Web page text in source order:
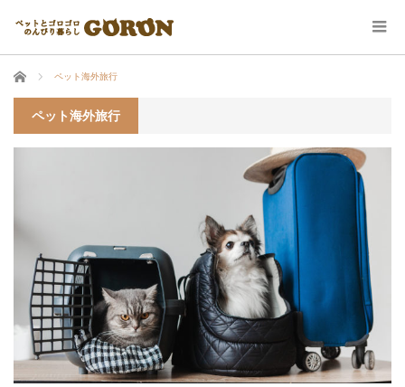
ホーム ペット海外旅行
ペット海外旅行